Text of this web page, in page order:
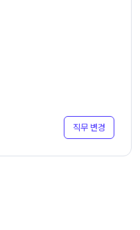
직무 변경